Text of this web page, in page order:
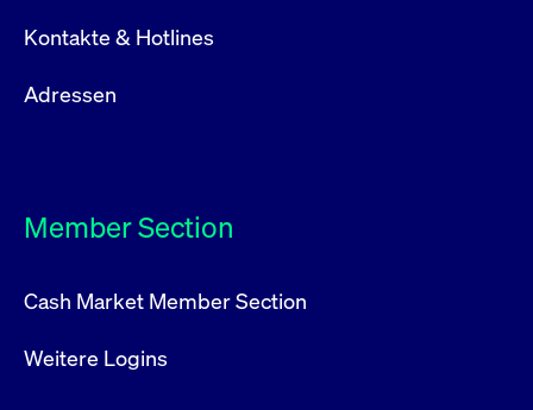
Kontakte & Hotlines
Adressen
Member Section
Cash Market Member Section
Weitere Logins